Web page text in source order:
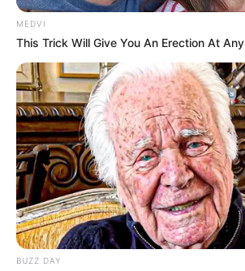
MEDVI
This Trick Will Give You An Erection At
BUZZ DAY